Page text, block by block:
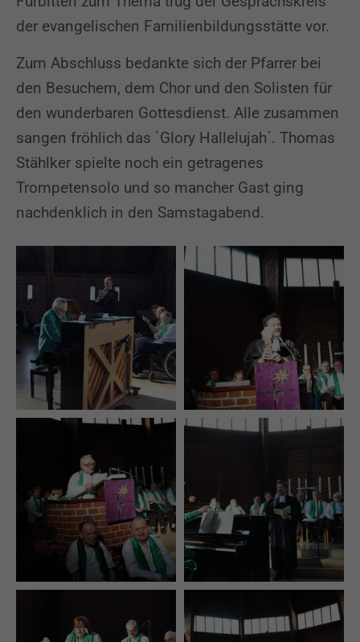
der evangelischen Familienbildungsstätte vor.
Zum Abschluss bedankte sich der Pfarrer bei
den Besuchern, dem Chor und den Solisten für
den wunderbaren Gottesdienst. Alle zusammen
sangen fröhlich das `Glory Hallelujah´. Thomas
Stählker spielte noch ein getragenes
Trompetensolo und so mancher Gast ging
nachdenklich in den Samstagabend.
Spendenkonto
Sie möchten uns eine Spende zukommen lassen?
Alternativ können Sie auch an unser Spendenkonto